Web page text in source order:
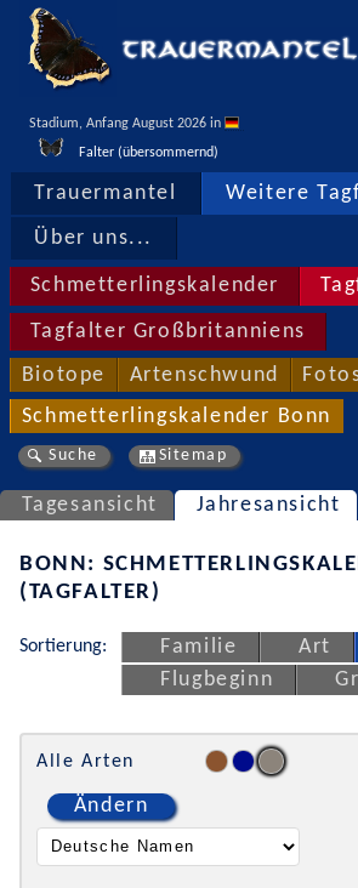
Stadium, Anfang August 2026 in
Falter (übersommernd)
Trauermantel Weitere
Über uns...
Schmetterlingskalender
Tagfalter Großbritanniens
Biotope Artenschwund
Schmetterlingskalender Bonn
Suche Sitemap
Tagesansicht Jahresansicht
BONN:
(TAGFALTER)
Sortierung: Familie Art
Flugbeginn
Alle Arten
Ändern